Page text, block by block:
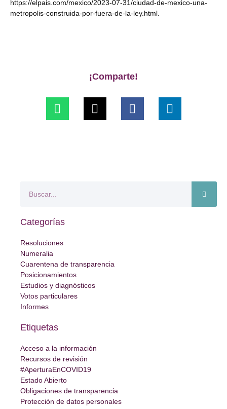
https://elpais.com/mexico/2023-07-31/ciudad-de-mexico-una-
metropolis-construida-por-fuera-de-la-ley.html.
¡Comparte!
Categorías
Resoluciones
Numeralia
Cuarentena de transparencia
Posicionamientos
Estudios y diagnósticos
Votos particulares
Informes
Etiquetas
Acceso a la información
Recursos de revisión
#AperturaEnCOVID19
Estado Abierto
Obligaciones de transparencia
Protección de datos personales